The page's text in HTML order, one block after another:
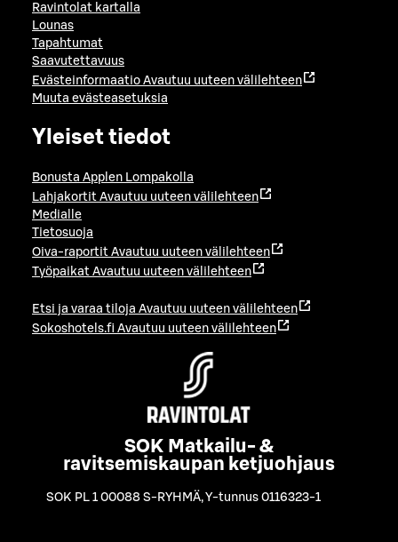
Ravintolat kartalla
Lounas
Tapahtumat
Saavutettavuus
Evästeinformaatio Avautuu uuteen välilehteen
Muuta evästeasetuksia
Yleiset tiedot
Bonusta Applen Lompakolla
Lahjakortit Avautuu uuteen välilehteen
Medialle
Tietosuoja
Oiva-raportit Avautuu uuteen välilehteen
Työpaikat Avautuu uuteen välilehteen
Etsi ja varaa tiloja Avautuu uuteen välilehteen
Sokoshotels.fi Avautuu uuteen välilehteen
SOK Matkailu- &
ravitsemiskaupan ketjuohjaus
SOK PL 1 00088 S-RYHMÄ,Y-tunnus 0116323-1